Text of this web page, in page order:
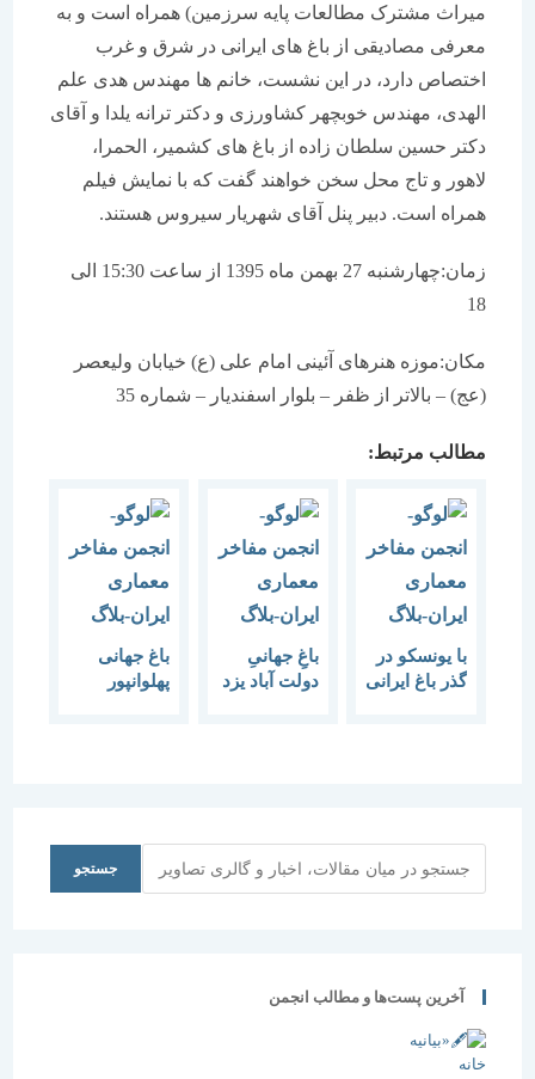
میراث مشترک مطالعات پایه سرزمین) همراه است و به
معرفی مصادیقی از باغ های ایرانی در شرق و غرب
اختصاص دارد، در این نشست، خانم ها مهندس هدی علم
الهدی، مهندس خوبچهر کشاورزی و دکتر ترانه یلدا و آقای
دکتر حسین سلطان زاده از باغ های کشمیر، الحمرا،
لاهور و تاج محل سخن خواهند گفت که با نمایش فیلم
همراه است. دبیر پنل آقای شهریار سیروس هستند.
زمان:چهارشنبه 27 بهمن ماه 1395 از ساعت 15:30 الی
مکان:موزه هنرهای آئینی امام علی (ع) خیابان ولیعصر
(عج) – بالاتر از ظفر – بلوار اسفندیار – شماره 35
مطالب مرتبط:
با یونسکو در
گذر باغ ایرانی
باغِ جهانیِ
دولت آباد یزد
باغ جهانی
پهلوانپور
جستجو
آخرین پست‌ها و مطالب انجمن